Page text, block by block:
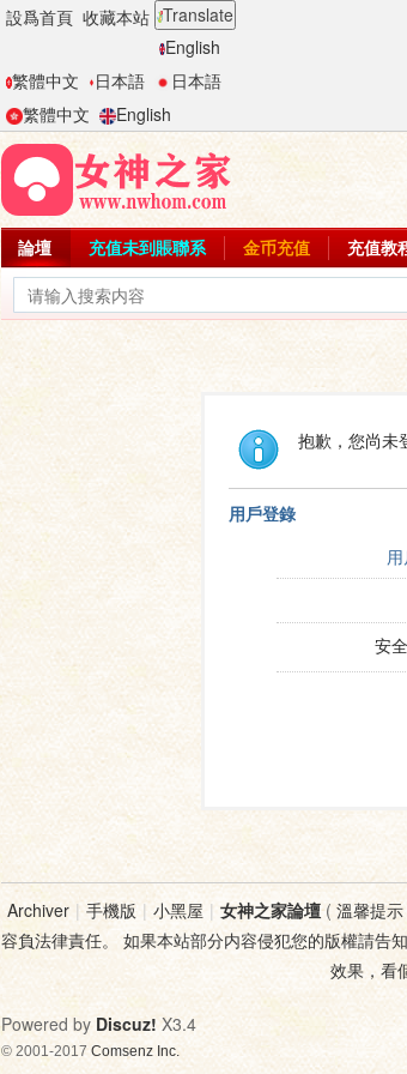
設爲首頁 收藏本站 Translate
English
繁體中文
日本語
日本語
繁體中文
English
論壇 充值未到賬聯系 金币充值 充值教
抱歉，您尚未
用戶登錄
安
Archiver | 手機版 | 小黑屋 | 女神之家論壇( 溫馨提
容負法律責任。 如果本站部分内容侵犯您的版權請告
效果，看
Powered by Discuz! X3.4
© 2001-2017 Comsenz Inc.